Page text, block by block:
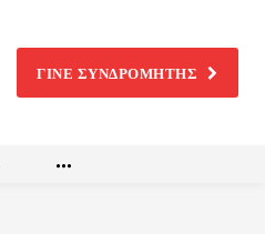
ΓΙΝΕ ΣΥΝΔΡΟΜΗΤΗΣ